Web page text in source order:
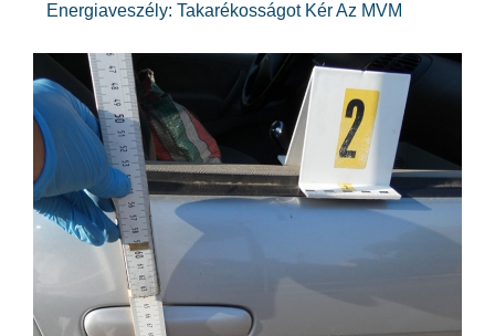
Energiaveszély: Takarékosságot Kér Az MVM